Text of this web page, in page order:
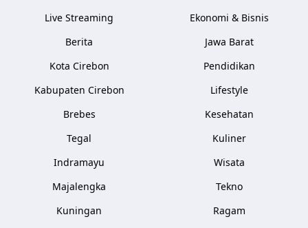
Live Streaming
Berita
Kota Cirebon
Kabupaten Cirebon
Brebes
Tegal
Indramayu
Majalengka
Kuningan
Ekonomi & Bisnis
Jawa Barat
Pendidikan
Lifestyle
Kesehatan
Kuliner
Wisata
Tekno
Ragam